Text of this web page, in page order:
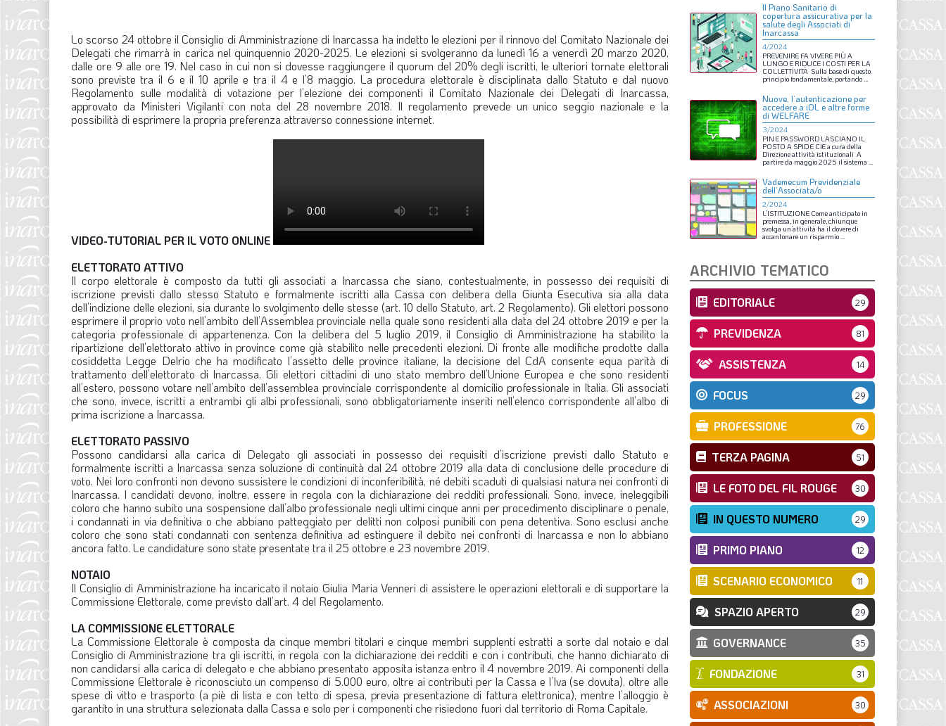
Lo scorso 24 ottobre il Consiglio di Amministrazione di Inarcassa ha indetto le elezioni per il rinnovo del Comitato Nazionale dei
Delegati che rimarrà in carica nel quinquennio 2020-2025. Le elezioni si svolgeranno da lunedì 16 a venerdì 20 marzo 2020,
dalle ore 9 alle ore 19. Nel caso in cui non si dovesse raggiungere il quorum del 20% degli iscritti, le ulteriori tornate elettorali
sono previste tra il 6 e il 10 aprile e tra il 4 e l’8 maggio. La procedura elettorale è disciplinata dallo Statuto e dal nuovo
Regolamento sulle modalità di votazione per l’elezione dei componenti il Comitato Nazionale dei Delegati di Inarcassa,
approvato da Ministeri Vigilanti con nota del 28 novembre 2018. Il regolamento prevede un unico seggio nazionale e la
possibilità di esprimere la propria preferenza attraverso connessione internet.
VIDEO-TUTORIAL PER IL VOTO ONLINE
ELETTORATO ATTIVO
Il corpo elettorale è composto da tutti gli associati a Inarcassa che siano, contestualmente, in possesso dei requisiti di
iscrizione previsti dallo stesso Statuto e formalmente iscritti alla Cassa con delibera della Giunta Esecutiva sia alla data
dell’indizione delle elezioni, sia durante lo svolgimento delle stesse (art. 10 dello Statuto, art. 2 Regolamento). Gli elettori possono
esprimere il proprio voto nell’ambito dell’Assemblea provinciale nella quale sono residenti alla data del 24 ottobre 2019 e per la
categoria professionale di appartenenza. Con la delibera del 5 luglio 2019, il Consiglio di Amministrazione ha stabilito la
ripartizione dell’elettorato attivo in province come già stabilito nelle precedenti elezioni. Di fronte alle modifiche prodotte dalla
cosiddetta Legge Delrio che ha modificato l’assetto delle province italiane, la decisione del CdA consente equa parità di
trattamento dell’elettorato di Inarcassa. Gli elettori cittadini di uno stato membro dell’Unione Europea e che sono residenti
all’estero, possono votare nell’ambito dell’assemblea provinciale corrispondente al domicilio professionale in Italia. Gli associati
che sono, invece, iscritti a entrambi gli albi professionali, sono obbligatoriamente inseriti nell’elenco corrispondente all’albo di
prima iscrizione a Inarcassa.
ELETTORATO PASSIVO
Possono candidarsi alla carica di Delegato gli associati in possesso dei requisiti d’iscrizione previsti dallo Statuto e
formalmente iscritti a Inarcassa senza soluzione di continuità dal 24 ottobre 2019 alla data di conclusione delle procedure di
voto. Nei loro confronti non devono sussistere le condizioni di inconferibilità, né debiti scaduti di qualsiasi natura nei confronti di
Inarcassa. I candidati devono, inoltre, essere in regola con la dichiarazione dei redditi professionali. Sono, invece, ineleggibili
coloro che hanno subito una sospensione dall’albo professionale negli ultimi cinque anni per procedimento disciplinare o penale,
i condannati in via definitiva o che abbiano patteggiato per delitti non colposi punibili con pena detentiva. Sono esclusi anche
coloro che sono stati condannati con sentenza definitiva ad estinguere il debito nei confronti di Inarcassa e non lo abbiano
ancora fatto. Le candidature sono state presentate tra il 25 ottobre e 23 novembre 2019.
NOTAIO
Il Consiglio di Amministrazione ha incaricato il notaio Giulia Maria Venneri di assistere le operazioni elettorali e di supportare la
Commissione Elettorale, come previsto dall’art. 4 del Regolamento.
LA COMMISSIONE ELETTORALE
La Commissione Elettorale è composta da cinque membri titolari e cinque membri supplenti estratti a sorte dal notaio e dal
Consiglio di Amministrazione tra gli iscritti, in regola con la dichiarazione dei redditi e con i contributi, che hanno dichiarato di
non candidarsi alla carica di delegato e che abbiano presentato apposita istanza entro il 4 novembre 2019. Ai componenti della
Commissione Elettorale è riconosciuto un compenso di 5.000 euro, oltre ai contributi per la Cassa e l’Iva (se dovuta), oltre alle
spese di vitto e trasporto (a piè di lista e con tetto di spesa, previa presentazione di fattura elettronica), mentre l’alloggio è
garantito in una struttura selezionata dalla Cassa e solo per i componenti che risiedono fuori dal territorio di Roma Capitale.
Il Piano Sanitario di
copertura assicurativa per la
salute degli Associati di
Inarcassa
4/2024
PREVENIRE FA VIVERE PIÙ A
LUNGO E RIDUCE I COSTI PER LA
COLLETTIVITÀ Sulla basedi questo
principio fondamentale, portando
Nuove, l’autenticazione per
accedere a iOL e altre forme
di WELFARE
3/2024
PIN E PASSWORD LASCIANO IL
POSTO A SPIDE CIEa cura della
Direzioneattività istituzionali A
partireda maggio2025 il sistema
Vademecum Previdenziale
dell’Associata/o
2/2024
L’ISTITUZIONE Comeanticipatoin
premessa, in generale, chiunque
svolga un’attività ha il doveredi
accantonare un risparmio
ARCHIVIO TEMATICO
EDITORIALE 29
PREVIDENZA 81
ASSISTENZA 14
FOCUS 29
PROFESSIONE 76
TERZA PAGINA 51
LE FOTO DEL FIL ROUGE 30
IN QUESTO NUMERO 29
PRIMO PIANO 12
SCENARIO ECONOMICO 11
SPAZIO APERTO 29
GOVERNANCE 35
FONDAZIONE 31
ASSOCIAZIONI 30